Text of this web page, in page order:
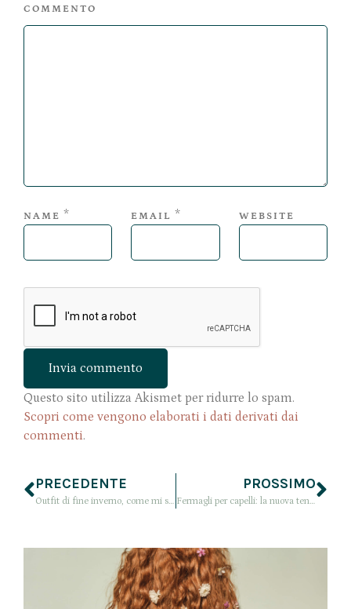
COMMENTO
NAME * EMAIL * WEBSITE
Questo sito utilizza Akismet per ridurre lo spam.
Scopri come vengono elaborati i dati derivati dai
commenti.
PRECEDENTE
Outfit di fine inverno, come mi sono vestita a febbraio 2019
PROSSIMO
Fermagli per capelli: la nuova tendenza della primavera da avere adesso